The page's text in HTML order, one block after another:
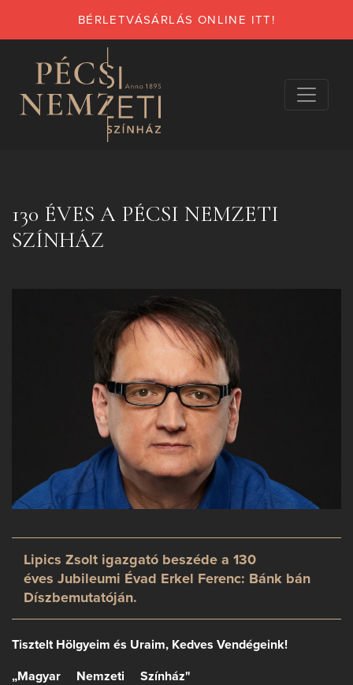
BÉRLETVÁSÁRLÁS ONLINE ITT!
130 ÉVES A PÉCSI NEMZETI
SZÍNHÁZ
Lipics Zsolt igazgató beszéde a 130
éves Jubileumi Évad Erkel Ferenc: Bánk bán
Díszbemutatóján.
Tisztelt Hölgyeim és Uraim, Kedves Vendégeink!
„Magyar Nemzeti Színház"